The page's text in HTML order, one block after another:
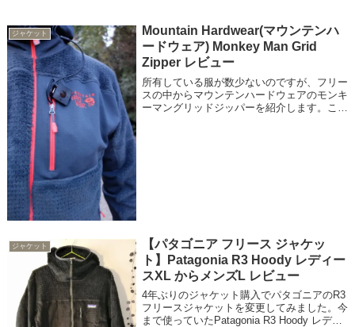
がモンベルのプラズマ1000ダウンベスト...
ジャケット
Mountain Hardwear(マウンテンハ
ードウェア) Monkey Man Grid
Zipper レビュー
所有している服が数少ないのですが、フリー
スの中からマウンテンハードウェアのモンキ
ーマングリッドジッパーを紹介します。これ
ジャケット
【パタゴニア フリース ジャケッ
ト】Patagonia R3 Hoody レディー
スXL からメンズL レビュー
4年ぶりのジャケット購入でパタゴニアのR3
フリースジャケットを変更してみました。今
まで使っていたPatagonia R3 Hoody レディ